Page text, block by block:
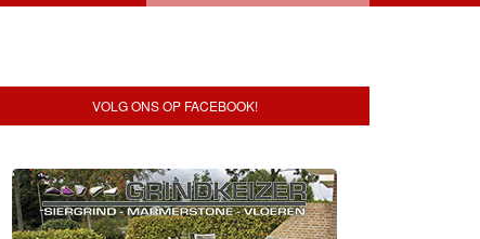
VOLG ONS OP FACEBOOK!